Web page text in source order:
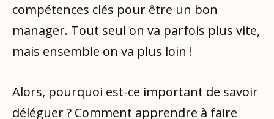
compétences clés pour être un bon
manager. Tout seul on va parfois plus vite,
mais ensemble on va plus loin !
Alors, pourquoi est-ce important de savoir
déléguer ? Comment apprendre à faire